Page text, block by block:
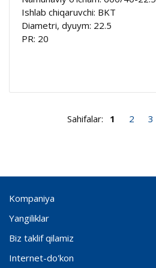
Ishlab chiqaruvchi: BKT
Diametri, dyuym: 22.5
PR: 20
Sahifalar: 1 2 3
Kompaniya
Yangiliklar
Biz taklif qilamiz
Internet-do'kon